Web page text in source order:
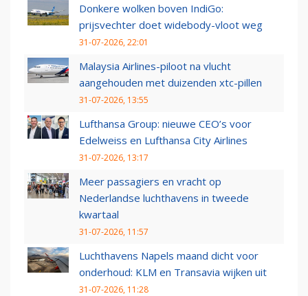
Donkere wolken boven IndiGo:
prijsvechter doet widebody-vloot weg
31-07-2026, 22:01
Malaysia Airlines-piloot na vlucht
aangehouden met duizenden xtc-pillen
31-07-2026, 13:55
Lufthansa Group: nieuwe CEO’s voor
Edelweiss en Lufthansa City Airlines
31-07-2026, 13:17
Meer passagiers en vracht op
Nederlandse luchthavens in tweede
kwartaal
31-07-2026, 11:57
Luchthavens Napels maand dicht voor
onderhoud: KLM en Transavia wijken uit
31-07-2026, 11:28